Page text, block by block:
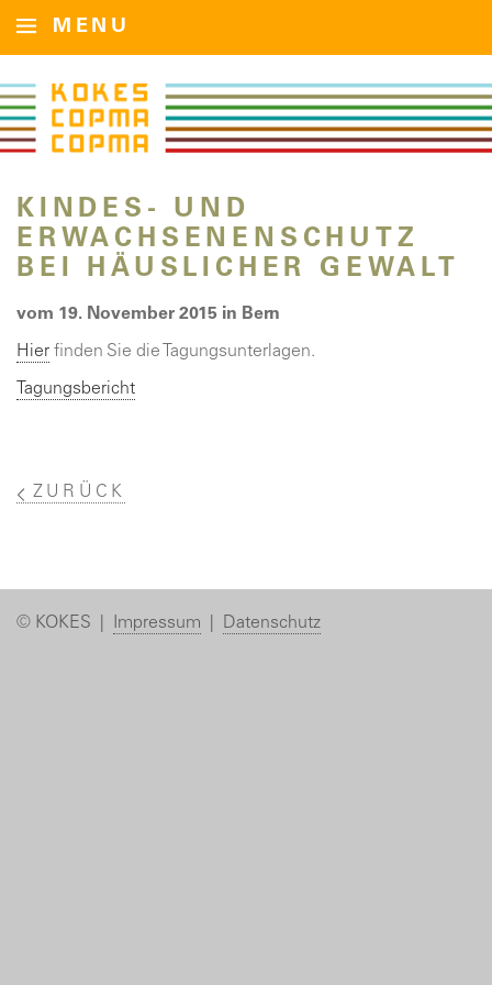
MENU
KINDES- UND
ERWACHSENENSCHUTZ
BEI HÄUSLICHER GEWALT
vom 19. November 2015 in Bern
Hier finden Sie die Tagungsunterlagen.
Tagungsbericht
ZURÜCK
© KOKES | Impressum Datenschutz